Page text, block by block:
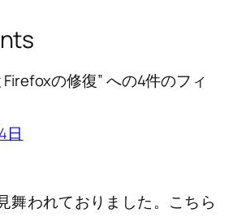
Firefoxの修復” への4件のフィ
日
舞われておりました。こちら